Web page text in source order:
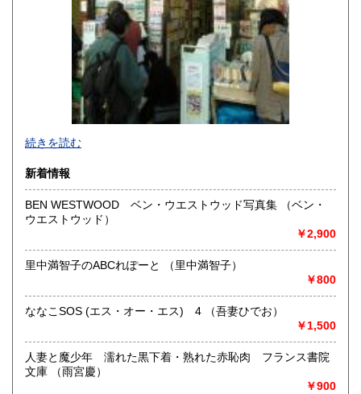
-
沿線名：東京メトロ半蔵門線 都営三田線 都営新宿線
最寄駅：神保町駅徒歩1分
営業時間：平日10:30-19:00 日・祝日11:00-18:30
定休日：年末年始(30日～3日)※28日以降の通販は翌年以降対
応とさせていただきます。
書籍の買取について
取り扱い分野
ロック、アイドル、サブカルチャー、古書一般等
続きを読む
新着情報
BEN WESTWOOD ベン・ウエストウッド写真集 （ベン・
ウエストウッド）
￥2,900
里中満智子のABCれぽーと （里中満智子）
￥800
ななこSOS (エス・オー・エス) 4 （吾妻ひでお）
￥1,500
人妻と魔少年 濡れた黒下着・熟れた赤恥肉 フランス書院
文庫 （雨宮慶）
￥900